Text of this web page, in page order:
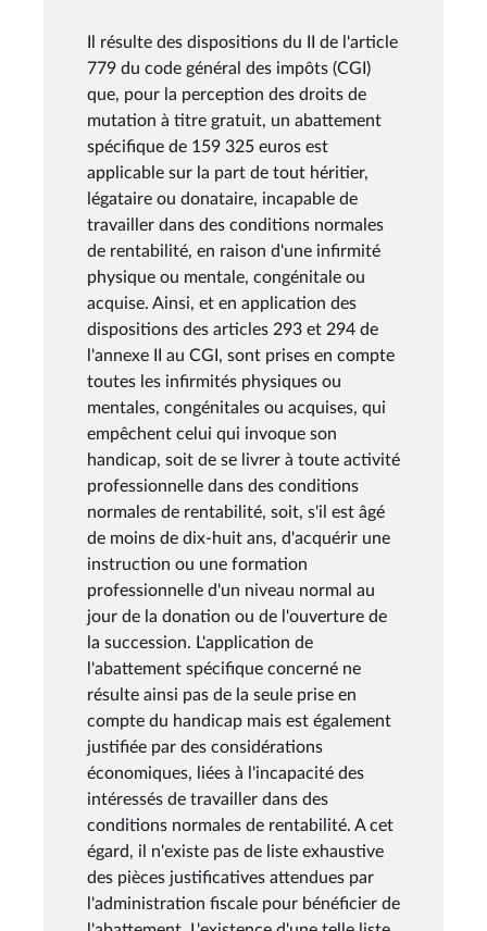
Il résulte des dispositions du II de l'article
779 du code général des impôts (CGI)
que, pour la perception des droits de
mutation à titre gratuit, un abattement
spécifique de 159 325 euros est
applicable sur la part de tout héritier,
légataire ou donataire, incapable de
travailler dans des conditions normales
de rentabilité, en raison d'une infirmité
physique ou mentale, congénitale ou
acquise. Ainsi, et en application des
dispositions des articles 293 et 294 de
l'annexe II au CGI, sont prises en compte
toutes les infirmités physiques ou
mentales, congénitales ou acquises, qui
empêchent celui qui invoque son
handicap, soit de se livrer à toute activité
professionnelle dans des conditions
normales de rentabilité, soit, s'il est âgé
de moins de dix-huit ans, d'acquérir une
instruction ou une formation
professionnelle d'un niveau normal au
jour de la donation ou de l'ouverture de
la succession. L'application de
l'abattement spécifique concerné ne
résulte ainsi pas de la seule prise en
compte du handicap mais est également
justifiée par des considérations
économiques, liées à l'incapacité des
intéressés de travailler dans des
conditions normales de rentabilité. A cet
égard, il n'existe pas de liste exhaustive
des pièces justificatives attendues par
l'administration fiscale pour bénéficier de